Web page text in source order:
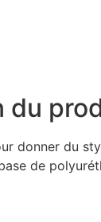
du
donner du
de